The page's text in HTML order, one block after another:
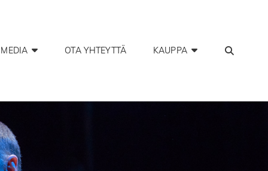
MEDIA OTA YHTEYTTÄ KAUPPA